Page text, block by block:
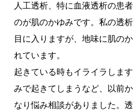
人工透析、特に血液透析の患
のが肌のかゆみです。私の透
目に入りますが、地味に肌の
れています。
起きている時もイライラしま
みで起きてしまうなど、以前
なり悩み相談がありました。